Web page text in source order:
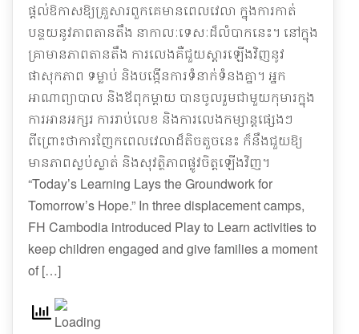
ផ្តល់ឱកាសឱ្យគ្រួសារពួកគេមានពេលវេលា ក្នុងការកាត់
បន្ថយនូវភាពតានតឹង នាកាលៈទេសៈដ៏លំបាកនេះ។ នៅក្នុង
គ្រាមានភាពតានតឹង ការលេងគឺជួយស្តារឡើងវិញនូវ
ផាសុកភាព ទម្លាប់ និងបង្កើនការទំនាក់ទំនងគ្នា។ អ្នក
អាណាព្យាបាល និងឪពុកម្តាយ បានចូលរួមជាមួយកុមារក្នុង
ការអានអក្សរ ការរាប់លេខ និងការលេងកម្សាន្តផ្សេងៗ
ពីព្រោះថាការញែកពេលវេលាដ៏តិចតួចនេះ ក៏នឹងជួយឱ្យ
មានភាពស្ងប់ស្ងាត់ និងសុវត្ថិភាពផ្លូវចិត្តឡើងវិញ។
“Today’s Learning Lays the Groundwork for
Tomorrow’s Hope.” In three displacement camps,
FH Cambodia introduced Play to Learn activities to
keep children engaged and give families a moment
of […]